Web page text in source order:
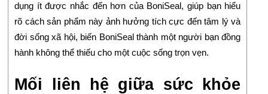
dụng ít được nhắc đến hơn của BoniSeal, giúp bạn hiểu
rõ cách sản phẩm này ảnh hưởng tích cực đến tâm lý và
đời sống xã hội, biến BoniSeal thành một người bạn đồng
hành không thể thiếu cho một cuộc sống trọn vẹn.
Mối liên hệ giữa sức khỏe